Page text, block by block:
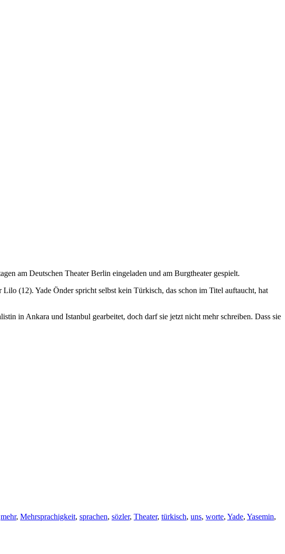
am Deutschen Theater Berlin eingeladen und am Burgtheater gespielt.
(12). Yade Önder spricht selbst kein Türkisch, das schon im Titel auftaucht, hat
in Ankara und Istanbul gearbeitet, doch darf sie jetzt nicht mehr schreiben. Dass sie
mehr, Mehrsprachigkeit, sprachen, sözler, Theater, türkisch, uns, worte, Yade, Yasemin,